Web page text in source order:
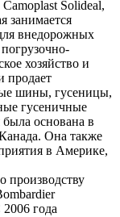
Camoplast Solideal,
занимается
внедорожных
хозяйство и
продает
шины, гусеницы,
гусеничные
основана в
Она также
в Америке,
производству
года